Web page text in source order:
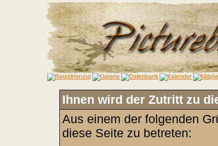
Ihnen wird der Zutritt zu
Aus einem der folgenden
diese Seite zu betreten: